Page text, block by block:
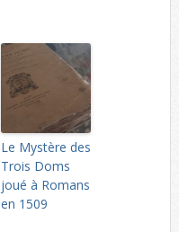
Le Mystère des
Trois Doms
joué à Romans
en 1509